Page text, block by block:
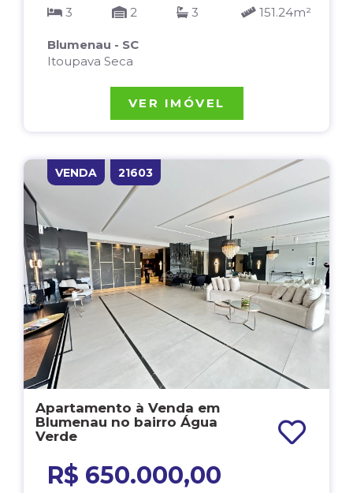
3 2 3 151.24m²
Blumenau - SC
Itoupava Seca
VER IMÓVEL
VENDA 21603
Apartamento à Venda em
Blumenau no bairro Água
Verde
R$ 650.000,00